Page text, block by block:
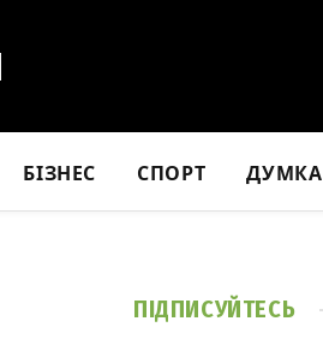
БІЗНЕС СПОРТ ДУМКА
ПІДПИСУЙТЕСЬ